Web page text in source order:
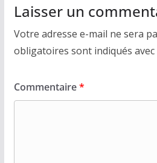
Laisser un
Votre adresse e-mail ne sera
obligatoires sont indiqués avec
Commentaire*